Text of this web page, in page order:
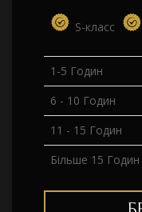
S-класс
1-5 Годин
6 - 10 Годин
11 - 15 Годин
Більше 15 Годин